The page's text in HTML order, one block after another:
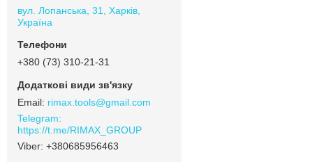
вул. Лопанська, 31, Харків,
Україна
+380 (73) 310-21-31
rimax.tools@gmail.com
https://t.me/RIMAX_GROUP
+380685956463